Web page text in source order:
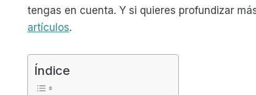
tengas en cuenta. Y si quieres profundizar
artículos.
Índice